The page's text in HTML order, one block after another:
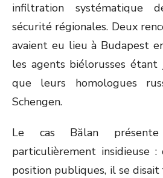
infiltration systématique
sécurité régionales. Deux
avaient eu lieu à Budapest
les agents biélorusses étant
que leurs homologues
Schengen.
Le cas Bălan
particulièrement insidieuse :
position publiques, il se